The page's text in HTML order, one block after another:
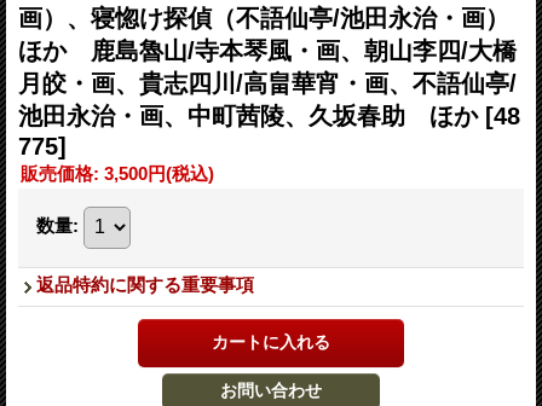
画）、寝惚け探偵（不語仙亭/池田永治・画）
ほか 鹿島魯山/寺本琴風・画、朝山李四/大橋
月皎・画、貴志四川/高畠華宵・画、不語仙亭/
池田永治・画、中町茜陵、久坂春助 ほか [48
775]
販売価格: 3,500円(税込)
数量:
返品特約に関する重要事項